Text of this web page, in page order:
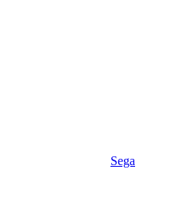
Sega